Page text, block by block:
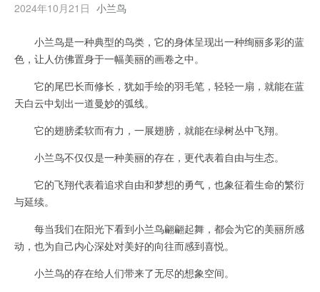
2024年10月21日 小兰鸟
小兰鸟是一种典型的鸟类，它的身体呈现出一种绚丽多彩的蓝
色，让人仿佛置身于一幅美丽的画卷之中。
它的尾巴长而修长，犹如手绘的羽毛笔，轻轻一扇，就能在蓝
天白云中划出一道曼妙的弧线。
它的翅膀柔软而有力，一展翅膀，就能在绿树丛中飞翔。
小兰鸟不仅仅是一种美丽的存在，更代表着自由与生态。
它的飞翔代表着追求自由和梦想的勇气，也象征着生命的繁衍
与延续。
每当我们在阳光下看到小兰鸟翩翩起舞，都会为它的美丽所感
动，也为自己内心深处对美好的向往而感到喜悦。
小兰鸟的存在给人们带来了无尽的想象空间。